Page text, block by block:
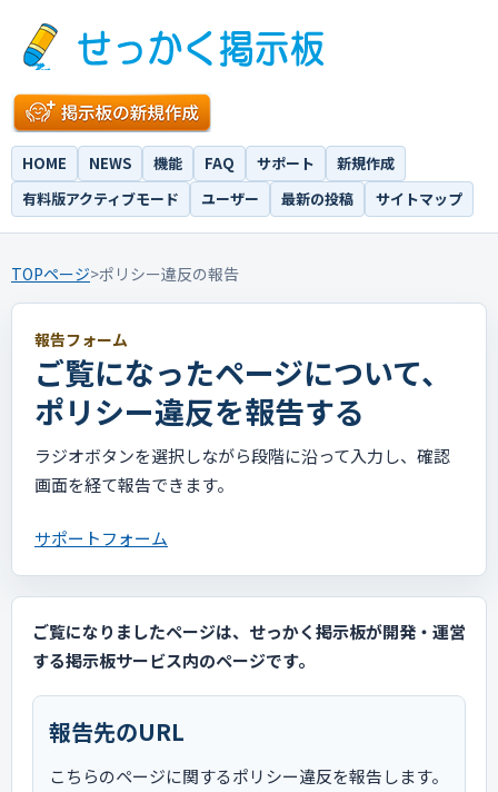
HOME NEWS 機能 FAQ サポート
新規作成
有料版アクティブモード
ユーザー 最新の投稿 サイトマップ
TOPページ>ポリシー違反の報告
報告フォーム
ご覧になったページについて、
ポリシー違反を報告する
ラジオボタンを選択しながら段階に沿って入力し、確認
画面を経て報告できます。
サポートフォーム
ご覧になりましたページは、せっかく掲示板が開発・運営
する掲示板サービス内のページです。
報告先のURL
こちらのページに関するポリシー違反を報告します。